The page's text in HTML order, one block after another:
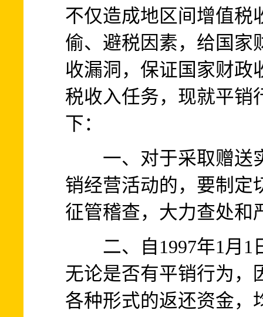
不仅造成地区间增值税
偷、避税因素，给国家
收漏洞，保证国家财政
税收入任务，现就平销
下：
一、对于采取赠送
销经营活动的，要制定
征管稽查，大力查处和
二、自1997年1月1
无论是否有平销行为，
各种形式的返还资金，